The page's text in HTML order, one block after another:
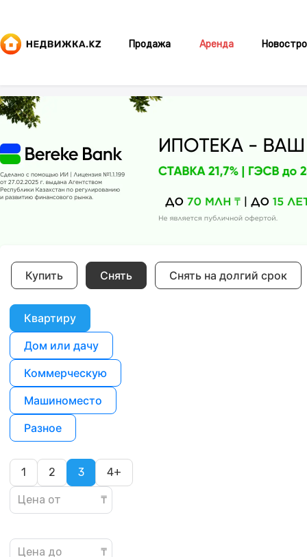
Продажа Аренда
Купить Снять Снять на долгий срок
Квартиру
Дом или дачу
Коммерческую
Машиноместо
Разное
1 2 3 4+